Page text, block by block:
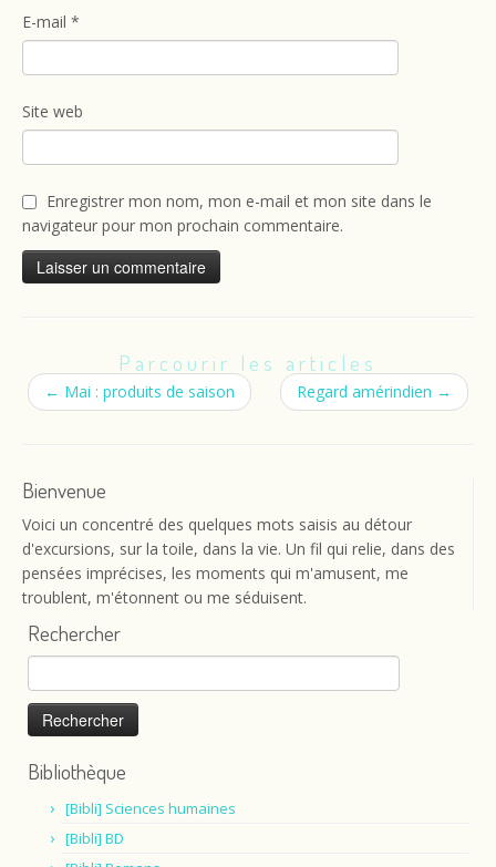
E-mail *
Site web
Enregistrer mon nom, mon e-mail et mon site dans le
navigateur pour mon prochain commentaire.
Parcourir les articles
← Mai : produits de saison Regard amérindien →
Bienvenue
Voici un concentré des quelques mots saisis au détour
d'excursions, sur la toile, dans la vie. Un fil qui relie, dans des
pensées imprécises, les moments qui m'amusent, me
troublent, m'étonnent ou me séduisent.
Rechercher
Rechercher :
Bibliothèque
[Bibli] Sciences humaines
[Bibli] BD